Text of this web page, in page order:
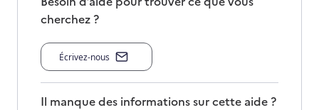
cherchez ?
Écrivez-nous
Il manque des informations sur cette aide ?